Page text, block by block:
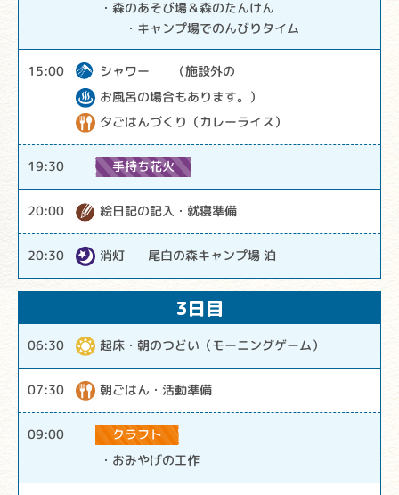
・森のあそび場＆森のたんけん
・キャンプ場でのんびりタイム
15:00 シャワー （施設外の
お風呂の場合もあります。）
夕ごはんづくり（カレーライス）
19:30 手持ち花火
20:00 絵日記の記入・就寝準備
20:30 消灯 尾白の森キャンプ場 泊
3日目
06:30 起床・朝のつどい（モーニングゲーム）
07:30 朝ごはん・活動準備
09:00 クラフト
・おみやげの工作